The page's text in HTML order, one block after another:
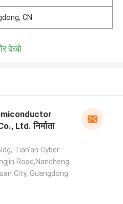
CN
देखो
Ltd. निर्माता
Tian'an Cyber
Road,Nancheng
City, Guangdong